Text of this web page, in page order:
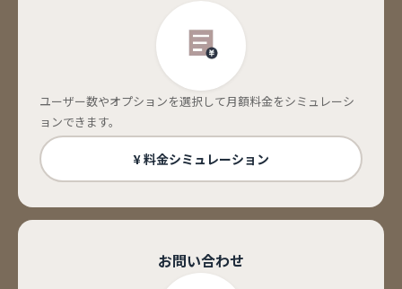
ユーザー数やオプションを選択して月額料金をシミュレーシ
ョンできます。
¥ 料金シミュレーション
お問い合わせ